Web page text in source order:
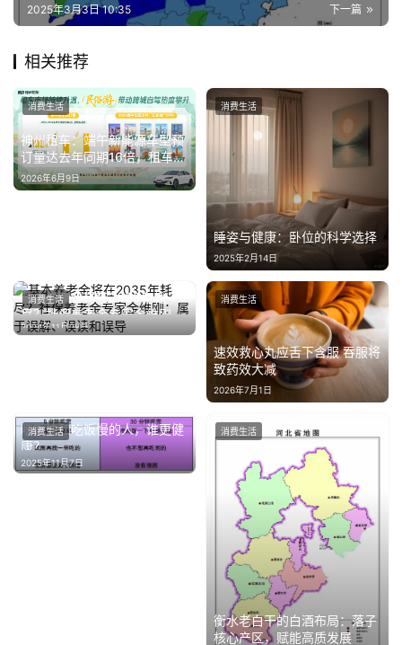
下一篇
2025年3月3日 10:35
相关推荐
神州租车：端午新能源车型预
订量达去年同期16倍，租车成
为新车体验重要入口
2026年6月9日
消费生活
睡姿与健康：卧位的科学选择
2025年2月14日
消费生活
基本养老金将在2035年耗
尽？社保养老金专家金维刚：
属于误解、误读和误导
2024年11月28日
消费生活
速效救心丸应舌下含服 吞服将
致药效大减
2026年7月1日
消费生活
吃饭快和吃饭慢的人，谁更健
康？
2025年11月7日
消费生活
衡水老白干的白酒布局：落子
核心产区，赋能高质发展
消费生活